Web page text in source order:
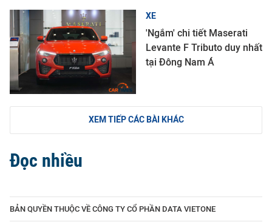
XE
'Ngắm' chi tiết Maserati
Levante F Tributo duy nhất
tại Đông Nam Á
XEM TIẾP CÁC BÀI KHÁC
Đọc nhiều
BẢN QUYỀN THUỘC VỀ CÔNG TY CỔ PHẦN DATA VIETONE